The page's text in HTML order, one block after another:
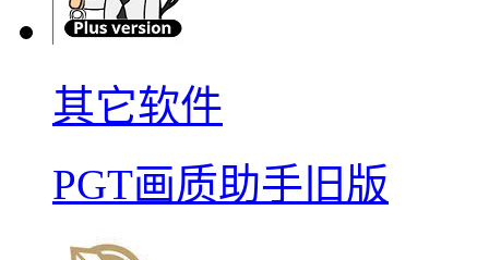
其它软件
PGT画质助手旧版